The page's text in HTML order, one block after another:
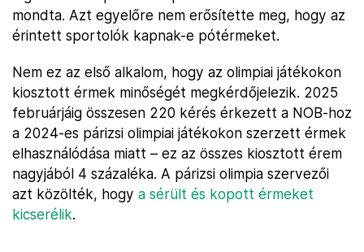
mondta. Azt egyelőre nem erősítette meg, hogy az
érintett sportolók kapnak-e pótérmeket.
Nem ez az első alkalom, hogy az olimpiai játékokon
kiosztott érmek minőségét megkérdőjelezik. 2025
februárjáig összesen 220 kérés érkezett a NOB-hoz
a 2024-es párizsi olimpiai játékokon szerzett érmek
elhasználódása miatt – ez az összes kiosztott érem
nagyjából 4 százaléka. A párizsi olimpia szervezői
azt közölték, hogy a sérült és kopott érmeket
kicserélik.